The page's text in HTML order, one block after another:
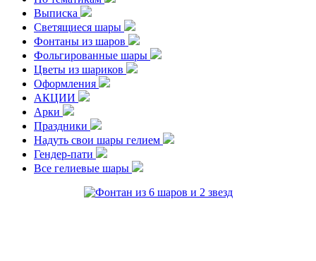
Выписка
Светящиеся шары
Фонтаны из шаров
Фольгированные шары
Цветы из шариков
Оформления
АКЦИИ
Арки
Праздники
Надуть свои шары гелием
Гендер-пати
Все гелиевые шары